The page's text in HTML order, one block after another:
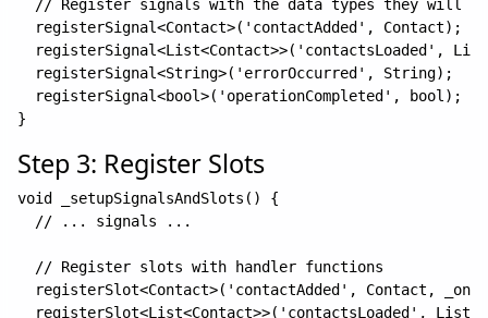
// Register signals with the data types they will
  registerSignal<Contact>('contactAdded', Contact);
registerSignal<List<Contact>>('contactsLoaded',
  registerSignal<String>('errorOccurred', String);
  registerSignal<bool>('operationCompleted', bool);
Step 3: Register Slots
void _setupSignalsAndSlots() {
  // ... signals ...
  // Register slots with handler functions
registerSlot<Contact>('contactAdded', Contact,
registerSlot<List<Contact>>('contactsLoaded',